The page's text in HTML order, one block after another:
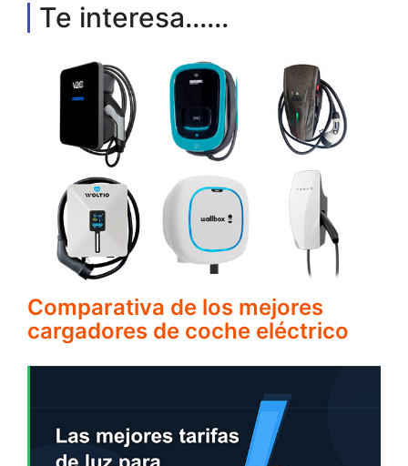
Te interesa......
Comparativa de los mejores
cargadores de coche eléctrico